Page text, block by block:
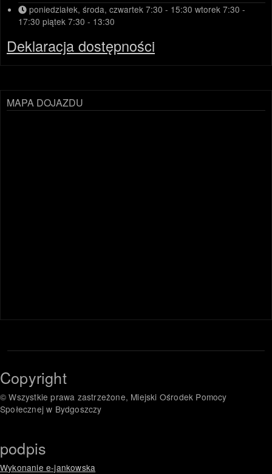
poniedziałek, środa, czwartek 7:30 - 15:30 wtorek 7:30 -
17:30 piątek 7:30 - 13:30
Deklaracja dostępności
MAPA DOJAZDU
Copyright
© Wszystkie prawa zastrzeżone, Miejski Ośrodek Pomocy
Społecznej w Bydgoszczy
podpis
Wykonanie e-jankowska